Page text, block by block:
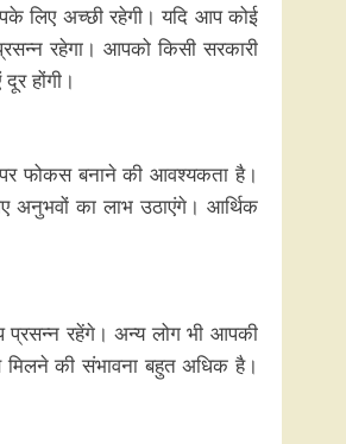
लिए अच्छी रहेगी। यदि आप कोई
रहेगा। आपको किसी सरकारी
होंगी।
फोकस बनाने की आवश्यकता है।
का लाभ उठाएंगे। आर्थिक
प्रसन्न रहेंगे। अन्य लोग भी आपकी
की संभावना बहुत अधिक है।